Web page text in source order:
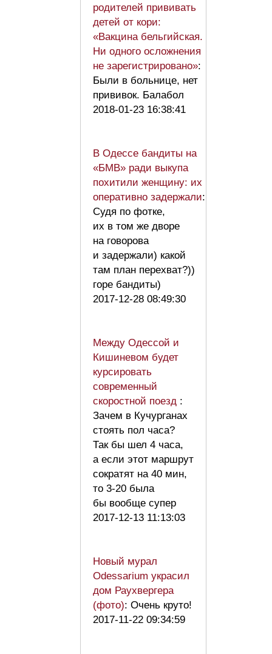
родителей прививать
детей от кори:
«Вакцина бельгийская.
Ни одного осложнения
не зарегистрировано»:
Были в больнице, нет
прививок. Балабол
2018-01-23 16:38:41
В Одессе бандиты на
«БМВ» ради выкупа
похитили женщину: их
оперативно задержали:
Судя по фотке,
их в том же дворе
на говорова
и задержали) какой
там план перехват?))
горе бандиты)
2017-12-28 08:49:30
Между Одессой и
Кишиневом будет
курсировать
современный
скоростной поезд :
Зачем в Кучурганах
стоять пол часа?
Так бы шел 4 часа,
а если этот маршрут
сократят на 40 мин,
то 3-20 была
бы вообще супер
2017-12-13 11:13:03
Новый мурал
Odessarium украсил
дом Раухвергера
(фото): Очень круто!
2017-11-22 09:34:59